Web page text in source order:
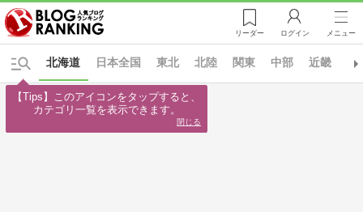
リーダー ログイン メニュー
日本全国
北海道 東北 北陸 関東 中部 近畿
【Tips】このアイコンをタップすると、
カテゴリ一覧を表示できます。
閉じる